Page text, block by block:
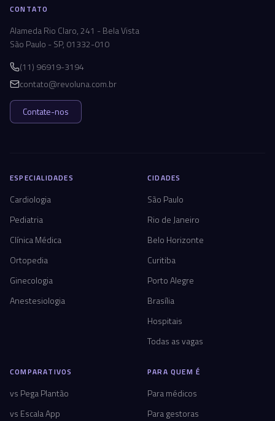
CONTATO
Alameda Rio Claro, 241 - Bela Vista
São Paulo - SP, 01332-010
(11) 96919-3194
contato@revoluna.com.br
Contate-nos
ESPECIALIDADES
Cardiologia
Pediatria
Clínica Médica
Ortopedia
Ginecologia
Anestesiologia
CIDADES
São Paulo
Rio de Janeiro
Belo Horizonte
Curitiba
Porto Alegre
Brasília
Hospitais
Todas as vagas
COMPARATIVOS
vs Pega Plantão
vs Escala App
PARA QUEM É
Para médicos
Para gestoras